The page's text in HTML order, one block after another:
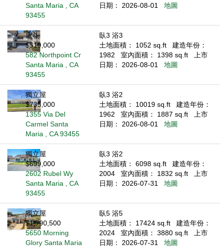
Santa Maria , CA
93455
日期： 2026-08-01
地圖
康斗
$519,000
582 Northpoint Cr
Santa Maria , CA
93455
臥3 浴3
土地面積： 1052 sq.ft
建造年份：
1982
室內面積： 1398 sq.ft
上市
日期： 2026-08-01
地圖
獨立屋
$735,000
1355 Via Del
Carmel Santa
Maria , CA 93455
臥3 浴2
土地面積： 10019 sq.ft
建造年份：
1962
室內面積： 1887 sq.ft
上市
日期： 2026-08-01
地圖
獨立屋
$699,000
2602 Rubel Wy
Santa Maria , CA
93455
臥3 浴2
土地面積： 6098 sq.ft
建造年份：
2004
室內面積： 1832 sq.ft
上市
日期： 2026-07-31
地圖
獨立屋
$1,790,500
5650 Morning
Glory Santa Maria
臥5 浴5
土地面積： 17424 sq.ft
建造年份：
2024
室內面積： 3880 sq.ft
上市
日期： 2026-07-31
地圖